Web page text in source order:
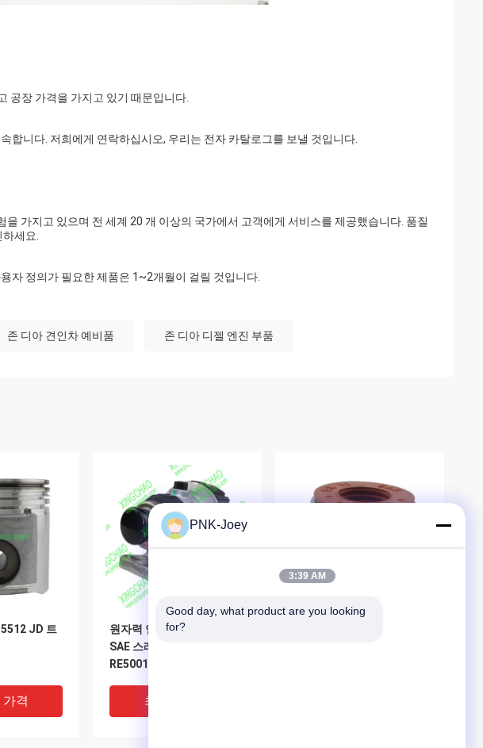
공장 가격을 가지고 있기 때문입니다.
합니다. 저희에게 연락하십시오, 우리는 전자 카탈로그를 보낼 것입니다.
가지고 있으며 전 세계 20 개 이상의 국가에서 고객에게 서비스를 제공했습니다. 품질
세요.
자 정의가 필요한 제품은 1~2개월이 걸릴 것입니다.
존 디아 견인차 예비품 존 디아 디젤 엔진 부품
JD 트
격
원자력 연료 필터 헤드 아시
SAE 스레드
RE500160+RE50467 JD 트
최고의 가격
PNK-Joey
3:39 AM
Good day, what product are you looking
for?